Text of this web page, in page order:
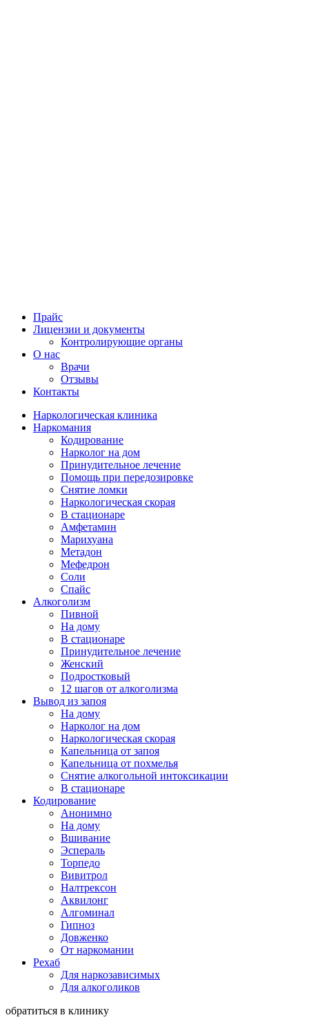
Прайс
Лицензии и документы
Контролирующие органы
О нас
Врачи
Отзывы
Контакты
Наркологическая клиника
Наркомания
Кодирование
Нарколог на дом
Принудительное лечение
Помощь при передозировке
Снятие ломки
Наркологическая скорая
В стационаре
Амфетамин
Марихуана
Метадон
Мефедрон
Соли
Спайс
Алкоголизм
Пивной
На дому
В стационаре
Принудительное лечение
Женский
Подростковый
12 шагов от алкоголизма
Вывод из запоя
На дому
Нарколог на дом
Наркологическая скорая
Капельница от запоя
Капельница от похмелья
Снятие алкогольной интоксикации
В стационаре
Кодирование
Анонимно
На дому
Вшивание
Эспераль
Торпедо
Вивитрол
Налтрексон
Аквилонг
Алгоминал
Гипноз
Довженко
От наркомании
Рехаб
Для наркозависимых
Для алкоголиков
обратиться в клинику